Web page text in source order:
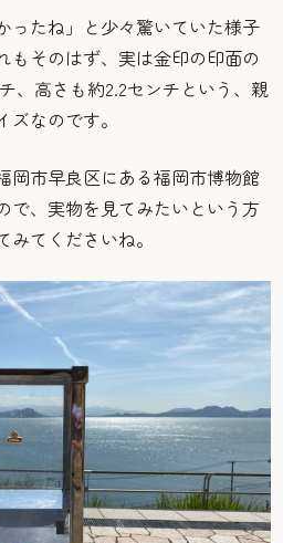
ったね」と少々驚いていた様子
もそのはず、実は金印の印面の
、高さも約2.2センチという、親
なのです。
岡市早良区にある福岡市博物館
で、実物を見てみたいという方
てくださいね。